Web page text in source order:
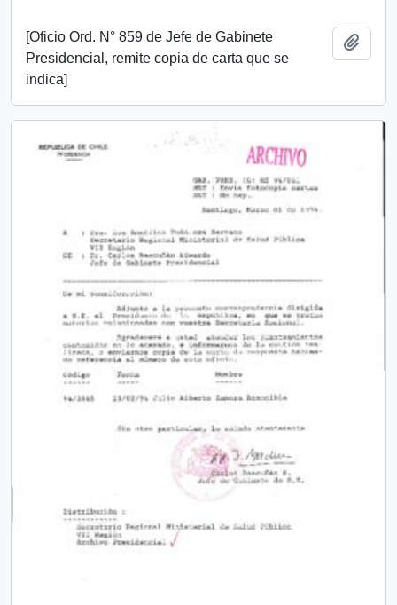
[Oficio Ord. N° 859 de Jefe de Gabinete
Presidencial, remite copia de carta que se
indica]